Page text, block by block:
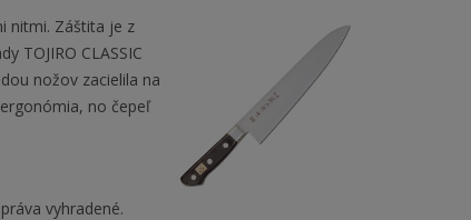
nitmi. Záštita je z
TOJIRO CLASSIC
nožov zacielila na
no čepeľ
vyhradené.